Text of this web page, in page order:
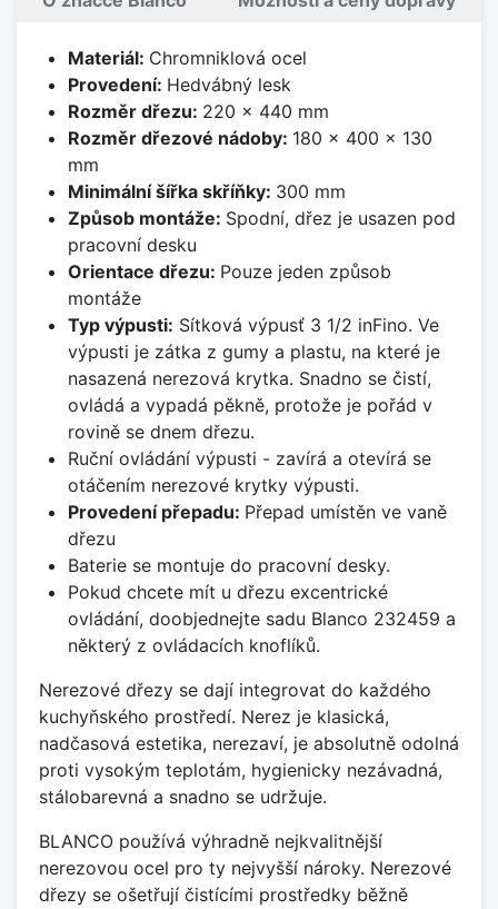
Materiál: Chromniklová ocel
Provedení: Hedvábný lesk
Rozměr dřezu: 220 x 440 mm
Rozměr dřezové nádoby: 180 x 400 x 130
mm
Minimální šířka skříňky: 300 mm
Způsob montáže: Spodní, dřez je usazen pod
pracovní desku
Orientace dřezu: Pouze jeden způsob
montáže
Typ výpusti: Sítková výpusť 3 1/2 inFino. Ve
výpusti je zátka z gumy a plastu, na které je
nasazená nerezová krytka. Snadno se čistí,
ovládá a vypadá pěkně, protože je pořád v
rovině se dnem dřezu.
Ruční ovládání výpusti - zavírá a otevírá se
otáčením nerezové krytky výpusti.
Provedení přepadu: Přepad umístěn ve vaně
dřezu
Baterie se montuje do pracovní desky.
Pokud chcete mít u dřezu excentrické
ovládání, doobjednejte sadu Blanco 232459 a
některý z ovládacích knoflíků.
Nerezové dřezy se dají integrovat do každého
kuchyňského prostředí. Nerez je klasická,
nadčasová estetika, nerezaví, je absolutně odolná
proti vysokým teplotám, hygienicky nezávadná,
stálobarevná a snadno se udržuje.
BLANCO používá výhradně nejkvalitnější
nerezovou ocel pro ty nejvyšší nároky. Nerezové
dřezy se ošetřují čistícími prostředky běžně